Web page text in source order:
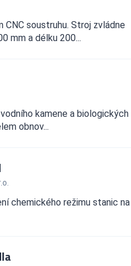
CNC soustruhu. Stroj zvládne
mm a délku 200...
kamene a biologických
obnov...
chemického režimu stanic na